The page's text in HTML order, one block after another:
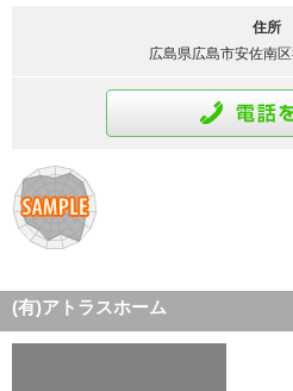
住所
広島県広島市安佐南
(有)アトラスホーム